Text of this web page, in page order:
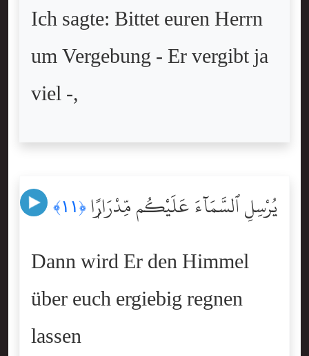
Ich sagte: Bittet euren Herrn
um Vergebung - Er vergibt ja
viel -,
يُرْسِلِ ٱلسَّمَآءَ عَلَيْكُم مِّدْرَارًۭا ﴿١١﴾
Dann wird Er den Himmel
über euch ergiebig regnen
lassen